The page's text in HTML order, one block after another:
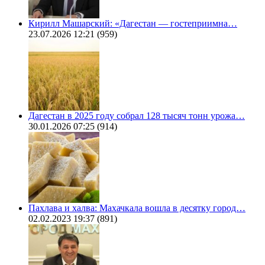
Кирилл Машарский: «Дагестан — гостеприимна…
23.07.2026 12:21 (959)
Дагестан в 2025 году собрал 128 тысяч тонн урожа…
30.01.2026 07:25 (914)
Пахлава и халва: Махачкала вошла в десятку город…
02.02.2023 19:37 (891)